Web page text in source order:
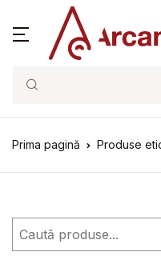
Search
Prima pagină Produse
Caută